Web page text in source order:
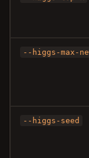
--higgs-max-
--higgs-seed